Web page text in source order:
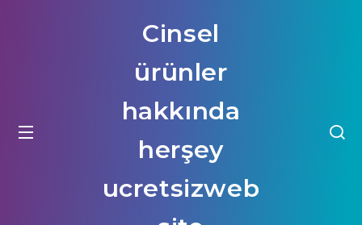
Cinsel
ürünler
hakkında
herşey
ucretsizweb